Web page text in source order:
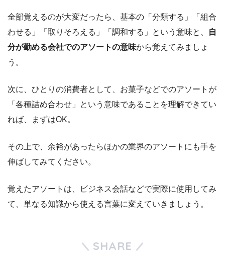
全部覚えるのが大変だったら、基本の「分類する」「組合
わせる」「取りそろえる」「調和する」という意味と、
自
分が勤める会社でのアソートの意味から覚えてみましょ
う。
次に、ひとりの消費者として、お菓子などでのアソートが
「各種詰め合わせ」という意味であることを理解できてい
れば、まずはOK。
その上で、余裕があったらほかの業界のアソートにも手を
伸ばしてみてください。
覚えたアソートは、ビジネス会話などで実際に使用してみ
て、単なる知識から使える言葉に変えていきましょう。
SHARE